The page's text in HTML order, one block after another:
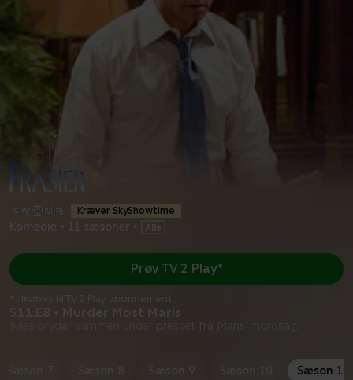
Kræver SkyShowtime
Komedie • 11 sæsoner •
S11:E8 • Murder Most Maris
Niles bryder sammen under presset fra Maris' mordsag.
Prøv TV 2 Play*
*tilkøbes til TV 2 Play abonnement
Sæson 11